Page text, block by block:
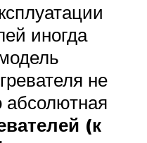
иногда
не
абсолютная
(к